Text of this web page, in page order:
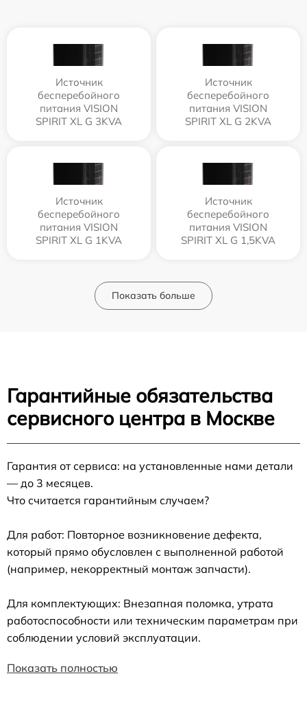
Источник
бесперебойного
питания VISION
SPIRIT XL G 3KVA
Источник
бесперебойного
питания VISION
SPIRIT XL G 2KVA
Источник
бесперебойного
питания VISION
SPIRIT XL G 1KVA
Источник
бесперебойного
питания VISION
SPIRIT XL G 1,5KVA
Показать больше
Гарантийные обязательства
сервисного центра в Москве
Гарантия от сервиса: на установленные нами детали
— до 3 месяцев.
Что считается гарантийным случаем?
Для работ: Повторное возникновение дефекта,
который прямо обусловлен с выполненной работой
(например, некорректный монтаж запчасти).
Для комплектующих: Внезапная поломка, утрата
работоспособности или техническим параметрам при
соблюдении условий эксплуатации.
Показать полностью